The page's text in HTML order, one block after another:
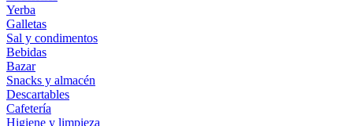
Yerba
Galletas
Sal y condimentos
Bebidas
Bazar
Snacks y almacén
Descartables
Cafetería
Higiene y limpieza